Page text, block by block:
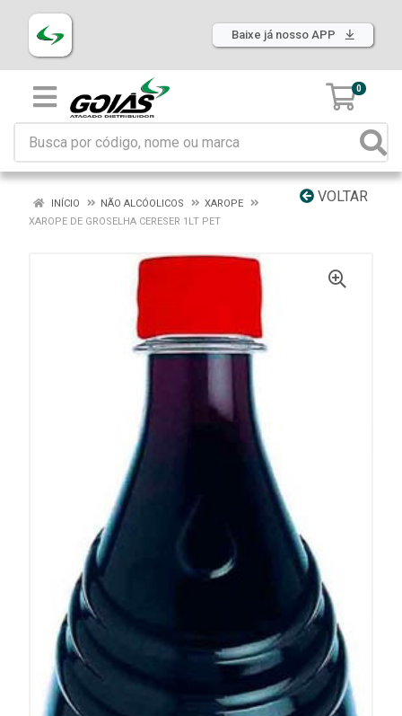
Baixe já nosso APP
0
VOLTAR
INÍCIO NÃO ALCÓOLICOS
XAROPE
XAROPE DE GROSELHA CERESER 1LT PET